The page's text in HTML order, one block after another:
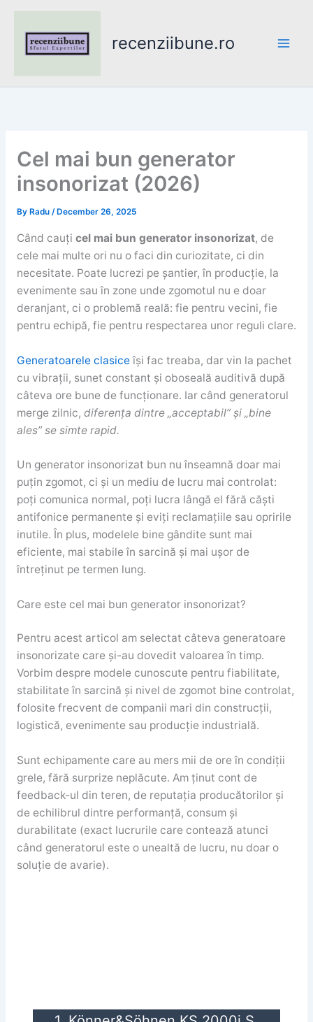
content
recenziibune.ro
Cel mai bun generator
insonorizat (2026)
By Radu / December 26, 2025
Când cauți cel mai bun generator insonorizat, de
cele mai multe ori nu o faci din curiozitate, ci din
necesitate. Poate lucrezi pe șantier, în producție, la
evenimente sau în zone unde zgomotul nu e doar
deranjant, ci o problemă reală: fie pentru vecini, fie
pentru echipă, fie pentru respectarea unor reguli clare.
Generatoarele clasiceîși fac treaba, dar vin la pachet
cu vibrații, sunet constant și oboseală auditivă după
câteva ore bune de funcționare. Iar când generatorul
merge zilnic, diferența dintre „acceptabil” și „bine
ales” se simte rapid.
Un generator insonorizat bun nu înseamnă doar mai
puțin zgomot, ci și un mediu de lucru mai controlat:
poți comunica normal, poți lucra lângă el fără căști
antifonice permanente și eviți reclamațiile sau opririle
inutile. În plus, modelele bine gândite sunt mai
eficiente, mai stabile în sarcină și mai ușor de
întreținut pe termen lung.
Care este cel mai bun generator insonorizat?
Pentru acest articol am selectat câteva generatoare
insonorizate care și-au dovedit valoarea în timp.
Vorbim despre modele cunoscute pentru fiabilitate,
stabilitate în sarcină și nivel de zgomot bine controlat,
folosite frecvent de companii mari din construcții,
logistică, evenimente sau producție industrială.
Sunt echipamente care au mers mii de ore în condiții
grele, fără surprize neplăcute. Am ținut cont de
feedback-ul din teren, de reputația producătorilor și
de echilibrul dintre performanță, consum și
durabilitate (exact lucrurile care contează atunci
când generatorul este o unealtă de lucru, nu doar o
soluție de avarie).